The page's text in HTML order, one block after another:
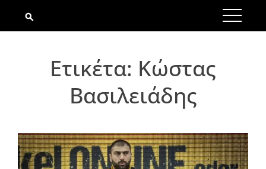
Ετικέτα: Κώστας
Βασιλειάδης